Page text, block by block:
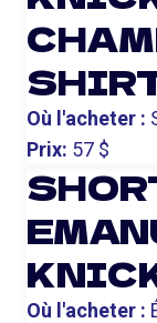
Où l'acheter :
Prix: 57 $
Où l'acheter :